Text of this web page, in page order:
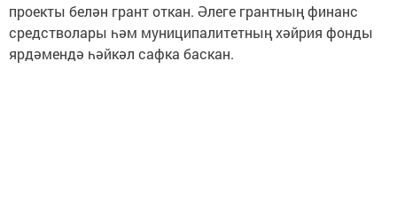
проекты белән грант откан. Әлеге грантның финанс
средстволары һәм муниципалитетның хәйрия фонды
ярдәмендә һәйкәл сафка баскан.